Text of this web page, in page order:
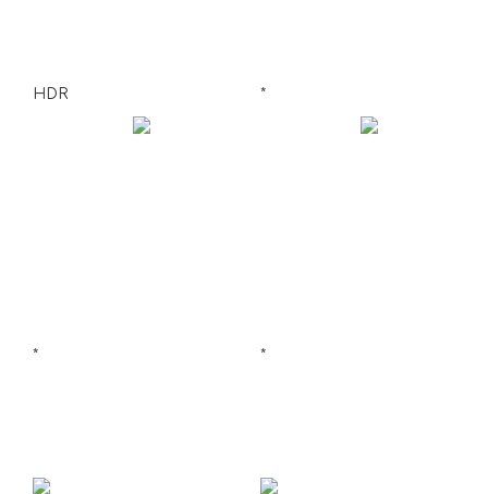
HDR *
* *